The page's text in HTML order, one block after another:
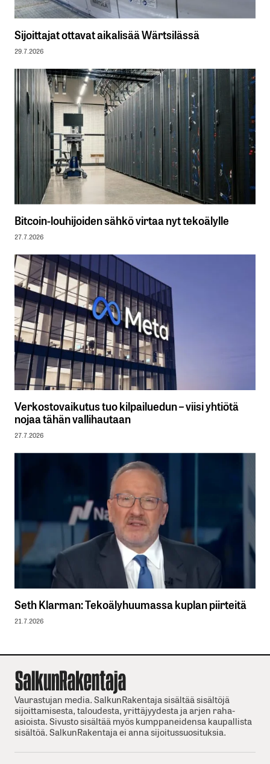
Sijoittajat ottavat aikalisää Wärtsilässä
29.7.2026
Bitcoin-louhijoiden sähkö virtaa nyt tekoälylle
27.7.2026
Verkostovaikutus tuo kilpailuedun – viisi yhtiötä
nojaa tähän vallihautaan
27.7.2026
Seth Klarman: Tekoälyhuumassa kuplan piirteitä
21.7.2026
Vaurastujan media. SalkunRakentaja sisältää sisältöjä
sijoittamisesta, taloudesta, yrittäjyydesta ja arjen raha-
asioista. Sivusto sisältää myös kumppaneidensa kaupallista
sisältöä. SalkunRakentaja ei anna sijoitussuosituksia.